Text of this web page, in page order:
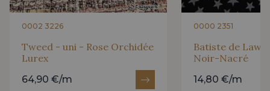
0002 3226
Tweed - uni - Rose Orchidée
Lurex
64,90 €/m
0000 2351
Batiste de
Noir-Nacré
14,80 €/m